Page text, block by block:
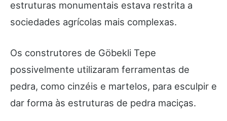
estruturas monumentais estava restrita a
sociedades agrícolas mais complexas.
Os construtores de Göbekli Tepe
possivelmente utilizaram ferramentas de
pedra, como cinzéis e martelos, para esculpir e
dar forma às estruturas de pedra maciças.